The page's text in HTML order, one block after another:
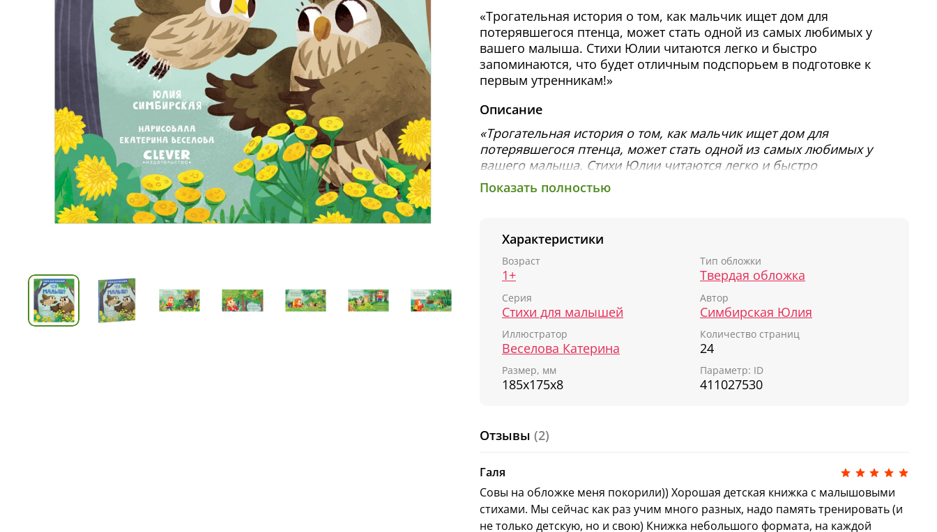
«Трогательная история о том, как мальчик ищет дом для
потерявшегося птенца, может стать одной из самых любимых у
вашего малыша. Стихи Юлии читаются легко и быстро
запоминаются, что будет отличным подспорьем в подготовке к
первым утренникам!»
Описание
«Трогательная история о том, как мальчик ищет дом для
потерявшегося птенца, может стать одной из самых любимых у
вашего малыша. Стихи Юлии читаются легко и быстро
запоминаются, что будет отличным подспорьем в подготовке к
первым утренникам!»
очаровательные персонажи. Компактный формат удобен для
маленьких ручек, а короткие стихотворения созданы для тренировки
памяти и речи.
Совенок потерялся и не может найти свой дом, и наш отважный
герой должен ему помочь. Что же делать? Приютит ли совенка кто-
нибудь? Или все-таки удастся найти его семью?
Лесной народ везде снует,
Пищит, стрекочет и поет.
Щебечут птицы в вышине.
Книга«Чей малыш?»
пары прочтений и будет с радостью возвращаться к истории снова и
Подарите ребенку сказку в стихах
Показать полностью
Характеристики
Возраст
1+
Тип обложки
Твердая обложка
Серия
Стихи для малышей
Автор
Симбирская Юлия
Иллюстратор
Веселова Катерина
Количество страниц
24
Размер, мм
185х175х8
Параметр: ID
411027530
Отзывы (2)
Галя
Совы на обложке меня покорили)) Хорошая детская книжка с малышовыми
стихами. Мы сейчас как раз учим много разных, надо память тренировать (и
не только детскую, но и свою) Книжка небольшого формата, на каждой